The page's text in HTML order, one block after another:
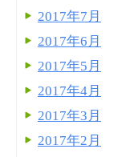
2017年7月
2017年6月
2017年5月
2017年4月
2017年3月
2017年2月